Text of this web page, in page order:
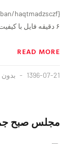
۶ دقيقه فايل با کیفیت بالا: ۶ مگابایت
READ MORE
1396-07-21 بدون
مجلس صبح جمعه ٢١-٧-٩۶ –